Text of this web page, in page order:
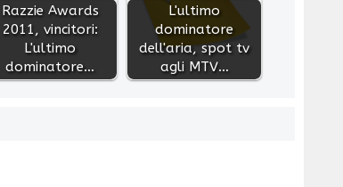
Razzie Awards
2011, vincitori:
L'ultimo
dominatore…
L'ultimo
dominatore
dell'aria, spot tv
agli MTV…